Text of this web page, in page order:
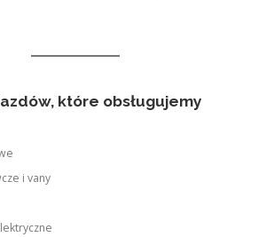
które obsługujemy
i vany